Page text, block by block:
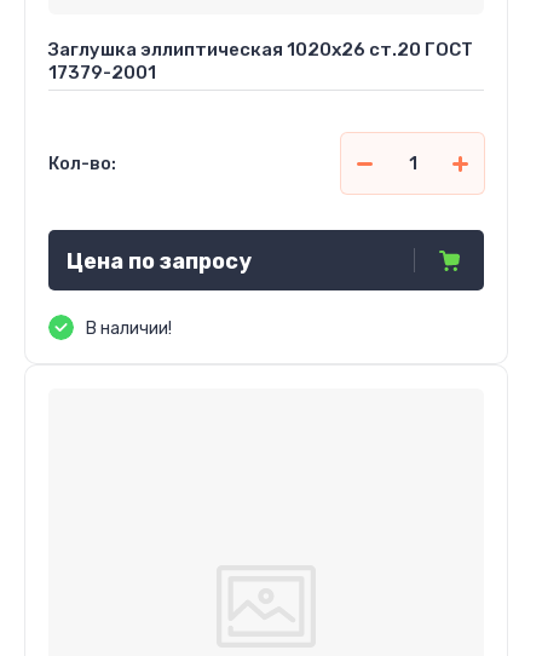
Заглушка эллиптическая 1020х26 ст.20 ГОСТ
17379-2001
Кол-во:
Цена по запросу
В наличии!